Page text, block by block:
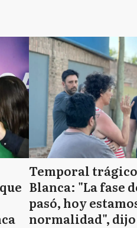
Temporal
Blanca: "La fase
pasó, hoy
normalidad",